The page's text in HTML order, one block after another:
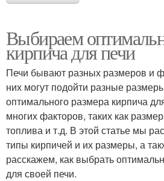
Выбираем
кирпича для печи
Печи бывают разных размеров и
них могут подойти разные
оптимального размера кирпича
многих факторов, таких как
топлива и т.д. В этой статье мы
типы кирпичей и их размеры, а
расскажем, как выбрать
для своей печи.